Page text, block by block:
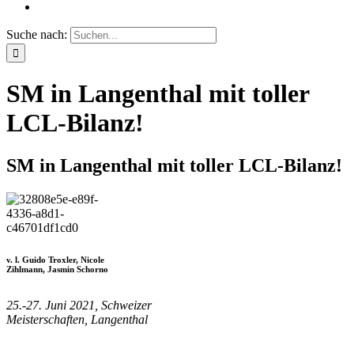
Suche nach:
SM in Langenthal mit toller
LCL-Bilanz!
SM in Langenthal mit toller LCL-Bilanz!
v. l. Guido Troxler, Nicole
Zihlmann, Jasmin Schorno
25.-27. Juni 2021, Schweizer
Meisterschaften, Langenthal